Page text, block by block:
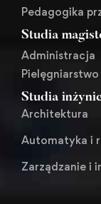
Pedagogika
Studia
Administracja
Pielęgniarstwo
Studia
Architektura
Automatyka i
Zarządzanie i